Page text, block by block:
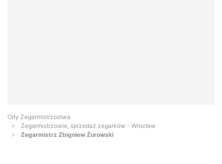
Orły Zegarmistrzostwa
Zegarmistrzowie, sprzedaż zegarków - Wrocław
Zegarmistrz Zbigniew Żurowski